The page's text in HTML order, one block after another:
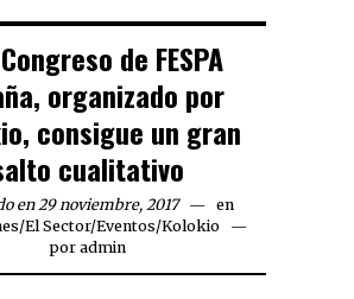
de FESPA
organizado por
consigue un gran
cualitativo
en 29 noviembre, 2017
en
/El Sector/Eventos/Kolokio
por admin